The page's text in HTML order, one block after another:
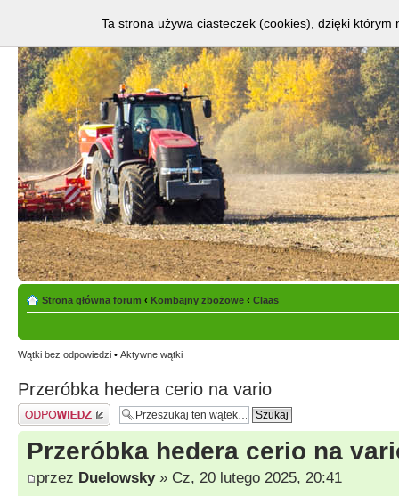
Strona główna forum ‹ Kombajny zbożowe ‹ Claas
Wątki bez odpowiedzi • Aktywne wątki
Przeróbka hedera cerio na vario
Odpowiedz
Przeróbka hedera cerio na
przez Duelowsky» Cz, 20 lutego 2025, 20:41
Ta strona używa ciasteczek (cookies), dzięki którym